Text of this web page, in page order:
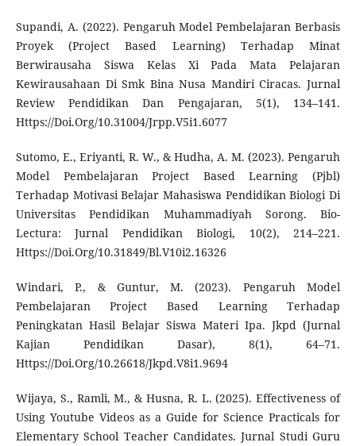
Supandi, A. (2022). Pengaruh Model Pembelajaran Berbasis
Proyek (Project Based Learning) Terhadap Minat
Berwirausaha Siswa Kelas Xi Pada Mata Pelajaran
Kewirausahaan Di Smk Bina Nusa Mandiri Ciracas. Jurnal
Review Pendidikan Dan Pengajaran, 5(1), 134–141.
Https://Doi.Org/10.31004/Jrpp.V5i1.6077
Sutomo, E., Eriyanti, R. W., & Hudha, A. M. (2023). Pengaruh
Model Pembelajaran Project Based Learning (Pjbl)
Terhadap Motivasi Belajar Mahasiswa Pendidikan Biologi Di
Universitas Pendidikan Muhammadiyah Sorong. Bio-
Lectura: Jurnal Pendidikan Biologi, 10(2), 214–221.
Https://Doi.Org/10.31849/Bl.V10i2.16326
Windari, P., & Guntur, M. (2023). Pengaruh Model
Pembelajaran Project Based Learning Terhadap
Peningkatan Hasil Belajar Siswa Materi Ipa. Jkpd (Jurnal
Kajian Pendidikan Dasar), 8(1), 64–71.
Https://Doi.Org/10.26618/Jkpd.V8i1.9694
Wijaya, S., Ramli, M., & Husna, R. L. (2025). Effectiveness of
Using Youtube Videos as a Guide for Science Practicals for
Elementary School Teacher Candidates. Jurnal Studi Guru